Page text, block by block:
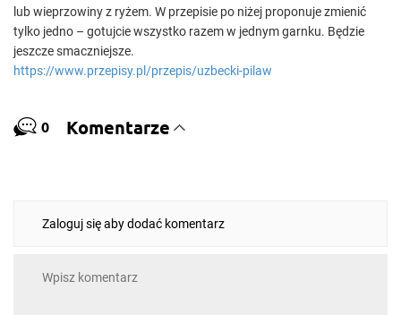
lub wieprzowiny z ryżem. W przepisie po niżej proponuje zmienić
tylko jedno – gotujcie wszystko razem w jednym garnku. Będzie
jeszcze smaczniejsze.
https://www.przepisy.pl/przepis/uzbecki-pilaw
0 Komentarze
Zaloguj się aby dodać komentarz